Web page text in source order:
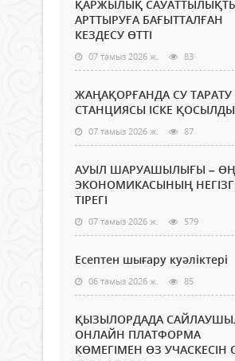
ҚАРЖЫЛЫҚ
АРТТЫРУҒА БАҒЫТТАЛҒАН
КЕЗДЕСУ ӨТТІ
07 тамыз 2026 ж. 83
ЖАҢАҚОРҒАНДА СУ ТАРАТУ
СТАНЦИЯСЫ ІСКЕ ҚОСЫЛДЫ
07 тамыз 2026 ж. 87
АУЫЛ ШАРУАШЫЛЫҒЫ –
ЭКОНОМИКАСЫНЫҢ
ТІРЕГІ
07 тамыз 2026 ж. 579
Есептен шығару куәліктері
06 тамыз 2026 ж. 85
ҚЫЗЫЛОРДАДА
ОНЛАЙН ПЛАТФОРМА
КӨМЕГІМЕН ӨЗ УЧАСКЕСІН